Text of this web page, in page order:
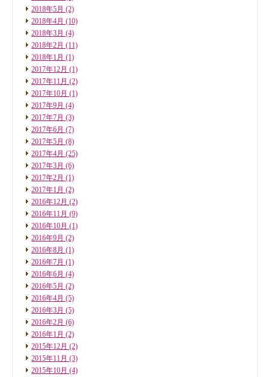
2018年5月 (2)
2018年4月 (10)
2018年3月 (4)
2018年2月 (11)
2018年1月 (1)
2017年12月 (1)
2017年11月 (2)
2017年10月 (1)
2017年9月 (4)
2017年7月 (3)
2017年6月 (7)
2017年5月 (8)
2017年4月 (25)
2017年3月 (6)
2017年2月 (1)
2017年1月 (2)
2016年12月 (2)
2016年11月 (9)
2016年10月 (1)
2016年9月 (2)
2016年8月 (1)
2016年7月 (1)
2016年6月 (4)
2016年5月 (2)
2016年4月 (5)
2016年3月 (5)
2016年2月 (6)
2016年1月 (2)
2015年12月 (2)
2015年11月 (3)
2015年10月 (4)